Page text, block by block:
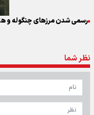
رسمی شدن مرزهای چنگوله و
نظر شما